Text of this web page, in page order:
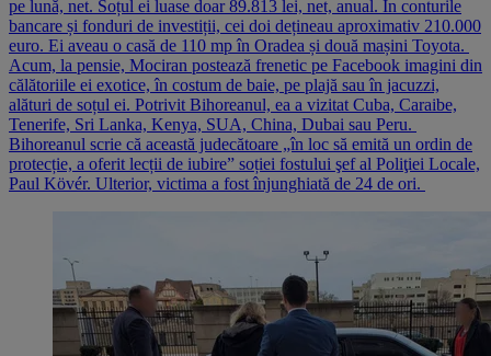
pe lună, net. Soțul ei luase doar 89.813 lei, net, anual. În conturile
bancare și fonduri de investiții, cei doi dețineau aproximativ 210.000
euro. Ei aveau o casă de 110 mp în Oradea și două mașini Toyota.
Acum, la pensie, Mociran postează frenetic pe Facebook imagini din
călătoriile ei exotice, în costum de baie, pe plajă sau în jacuzzi,
alături de soțul ei. Potrivit Bihoreanul, ea a vizitat Cuba, Caraibe,
Tenerife, Sri Lanka, Kenya, SUA, China, Dubai sau Peru.
Bihoreanul scrie că această judecătoare „în loc să emită un ordin de
protecție, a oferit lecții de iubire” soției fostului şef al Poliţiei Locale,
Paul Kövér. Ulterior, victima a fost înjunghiată de 24 de ori.